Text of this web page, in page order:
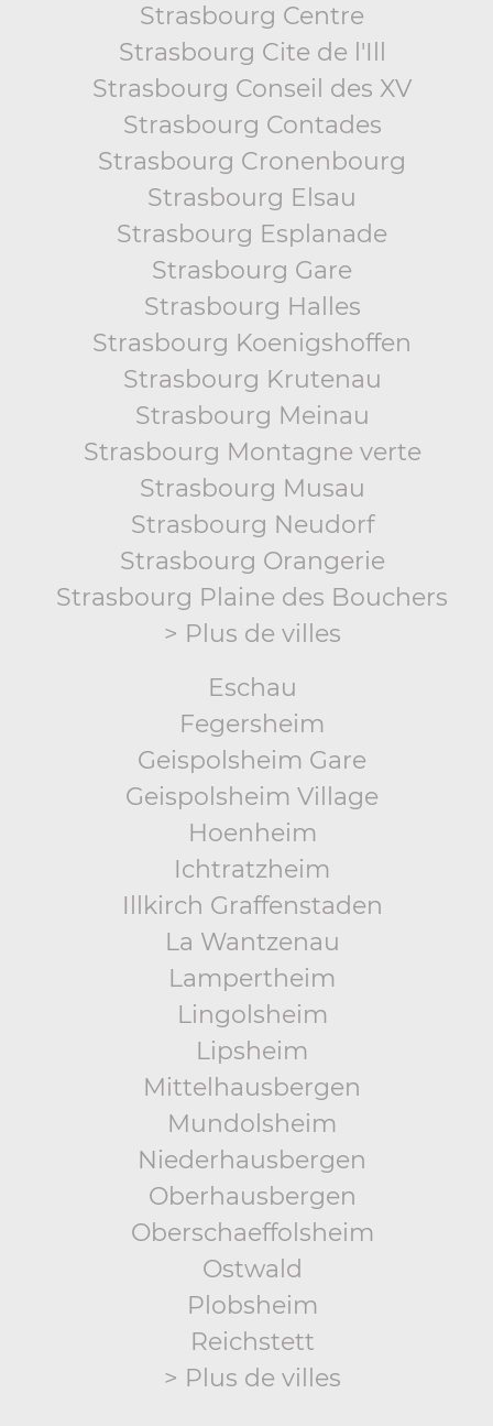
Strasbourg Centre
Strasbourg Cite de l'Ill
Strasbourg Conseil des XV
Strasbourg Contades
Strasbourg Cronenbourg
Strasbourg Elsau
Strasbourg Esplanade
Strasbourg Gare
Strasbourg Halles
Strasbourg Koenigshoffen
Strasbourg Krutenau
Strasbourg Meinau
Strasbourg Montagne verte
Strasbourg Musau
Strasbourg Neudorf
Strasbourg Orangerie
Strasbourg Plaine des Bouchers
> Plus de villes
Eschau
Fegersheim
Geispolsheim Gare
Geispolsheim Village
Hoenheim
Ichtratzheim
Illkirch Graffenstaden
La Wantzenau
Lampertheim
Lingolsheim
Lipsheim
Mittelhausbergen
Mundolsheim
Niederhausbergen
Oberhausbergen
Oberschaeffolsheim
Ostwald
Plobsheim
Reichstett
> Plus de villes